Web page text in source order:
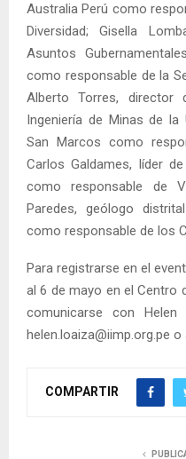
Australia Perú como
Diversidad; Gisella
Asuntos
como responsable de la
Alberto Torres, director
Ingeniería de Minas de la
San Marcos como
Carlos Galdames, líder
como responsable de
Paredes, geólogo
como responsable de los
Para registrarse en el
al 6 de mayo en el Centro
comunicarse con
helen.loaiza@iimp.org.pe o
COMPARTIR